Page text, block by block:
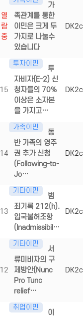
열
람
중
가
족관계를 통한
이민은 크게 두
가지로 나눌수
있습니다
15
투자이민
투
자비자(E-2) 신
청자들의 70%
이상은 소자본
을 가지고…
14
가족이민
동
반 가족의 영주
권 추가 신청
(Following-to-
Jo…
13
기타이민
범
죄기록 212(h).
입국불허조항
(Inadmissibil…
12
기타이민
서
류미비자의 구
제방안(Nunc
Pro Tunc
relief…
취업이민
이